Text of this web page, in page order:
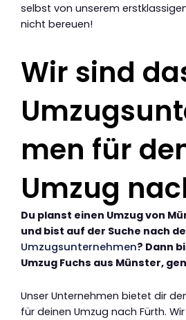
selbst von unserem
nicht bereuen!
Wir sind
men für
Umzug
Du planst einen Umzug von
und bist auf der Suche nach
Umzugsunternehmen? Dann
Umzug Fuchs aus Münster,
Unser Unternehmen bietet dir
für deinen Umzug nach Fürth.